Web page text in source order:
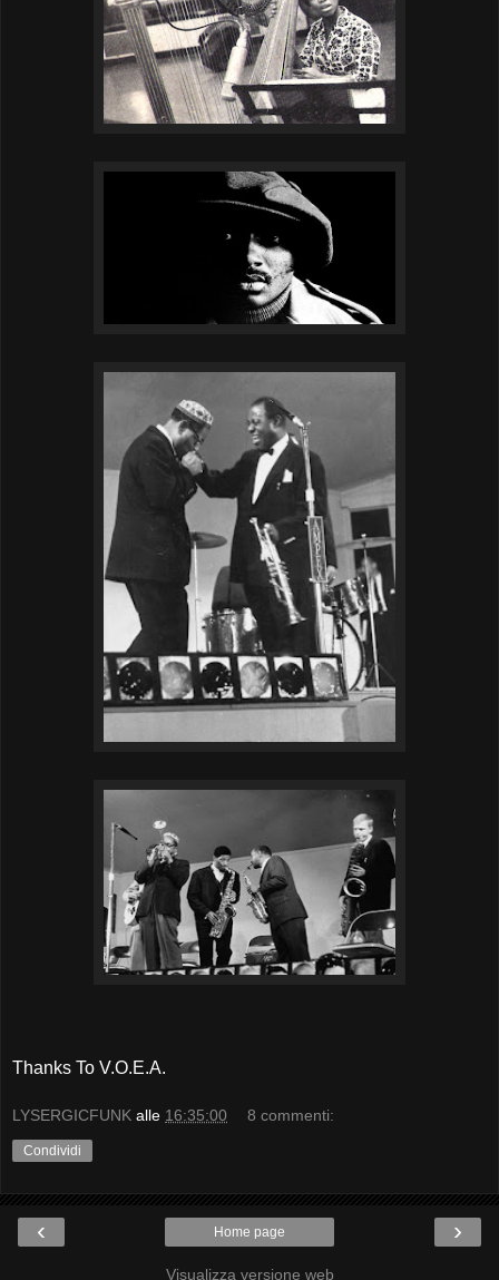
Thanks To V.O.E.A.
LYSERGICFUNK alle 16:35:00 8 commenti:
Condividi
‹ ›
Home page
Visualizza versione web